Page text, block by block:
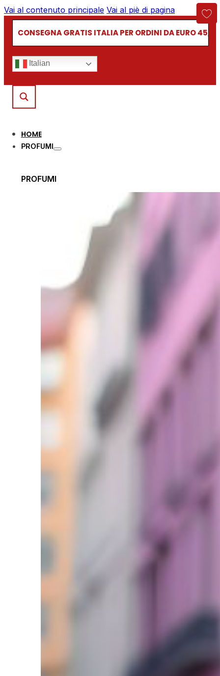
Vai al contenuto principale Vai al piè di pagina
CONSEGNA GRATIS ITALIA PER ORDINI DA EURO
Italian
HOME
PROFUMI
PROFUMI